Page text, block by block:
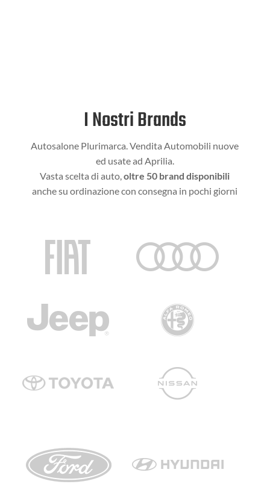
I Nostri Brands
Autosalone Plurimarca. Vendita Automobili nuove
ed usate ad Aprilia.
Vasta scelta di auto,oltre 50 brand disponibili
anche su ordinazione con consegna in pochi giorni